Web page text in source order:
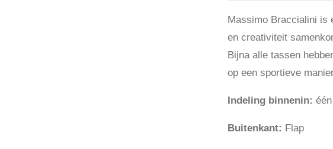
Massimo Braccialini is
en creativiteit
Bijna alle tassen
op een sportieve
Indeling binnenin:
Buitenkant: Flap